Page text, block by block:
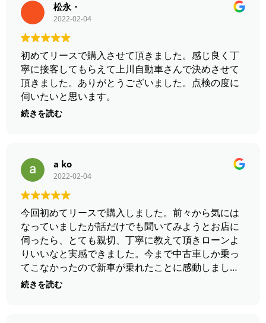
松永・
2022-02-04
初めてリースで購入させて頂きました。感じ良く丁
寧に接客してもらえて上川自動車さんで決めさせて
頂きました。ありがとうございました。点検の度に
伺いたいと思います。
続きを読む
a ko
2022-02-04
今回初めてリースで購入しました。前々から気には
なっていましたが話だけでも聞いてみようとお店に
伺ったら、とても親切、丁寧に教えて頂きローンよ
りいいなと実感できました。今まで中古車しか乗っ
てこなかったので新車が乗れたことに感動しまし
た。ありがとうございます
続きを読む